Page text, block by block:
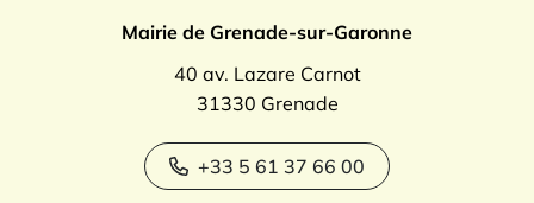
Mairie de Grenade-sur-Garonne
40 av. Lazare Carnot
31330 Grenade
+33 5 61 37 66 00